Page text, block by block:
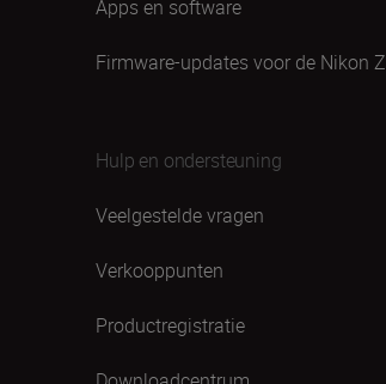
Apps en software
Firmware-updates voor de Nikon Z
Hulp en ondersteuning
Veelgestelde vragen
Verkooppunten
Productregistratie